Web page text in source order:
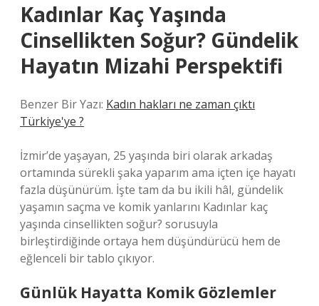
Kadınlar Kaç Yaşında
Cinsellikten Soğur? Gündelik
Hayatın Mizahi Perspektifi
Benzer Bir Yazı: Kadın hakları ne zaman çıktı
Türkiye'ye ?
İzmir’de yaşayan, 25 yaşında biri olarak arkadaş
ortamında sürekli şaka yaparım ama içten içe hayatı
fazla düşünürüm. İşte tam da bu ikili hâl, gündelik
yaşamın saçma ve komik yanlarını Kadınlar kaç
yaşında cinsellikten soğur? sorusuyla
birleştirdiğinde ortaya hem düşündürücü hem de
eğlenceli bir tablo çıkıyor.
Günlük Hayatta Komik Gözlemler